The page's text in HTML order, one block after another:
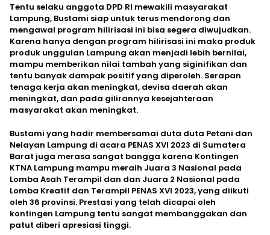
Tentu selaku anggota DPD RI mewakili masyarakat
Lampung, Bustami siap untuk terus mendorong dan
mengawal program hilirisasi ini bisa segera diwujudkan.
Karena hanya dengan program hilirisasi ini maka produk
produk unggulan Lampung akan menjadi lebih bernilai,
mampu memberikan nilai tambah yang siginifikan dan
tentu banyak dampak positif yang diperoleh. Serapan
tenaga kerja akan meningkat, devisa daerah akan
meningkat, dan pada gilirannya kesejahteraan
masyarakat akan meningkat.
Bustami yang hadir membersamai duta duta Petani dan
Nelayan Lampung di acara PENAS XVI 2023 di Sumatera
Barat juga merasa sangat bangga karena Kontingen
KTNA Lampung mampu meraih Juara 3 Nasional pada
Lomba Asah Terampil dan dan Juara 2 Nasional pada
Lomba Kreatif dan Terampil PENAS XVI 2023, yang diikuti
oleh 36 provinsi. Prestasi yang telah dicapai oleh
kontingen Lampung tentu sangat membanggakan dan
patut diberi apresiasi tinggi.